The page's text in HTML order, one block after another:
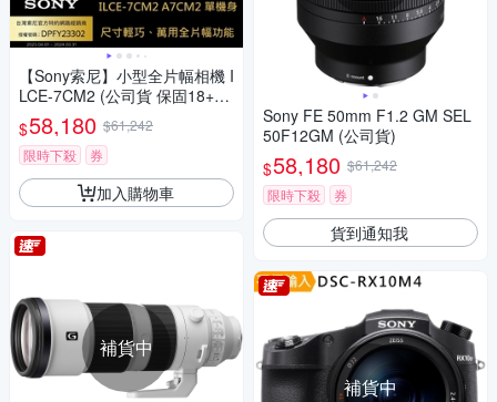
【Sony索尼】小型全片幅相機 I
LCE-7CM2 (公司貨 保固18+6
個月)
$58,180 $61,242
限時下殺
券
加入購物車
補貨中
Sony FE 50mm F1.2 GM SEL
50F12GM (公司貨)
$58,180 $61,242
限時下殺
券
貨到通知我
補貨中